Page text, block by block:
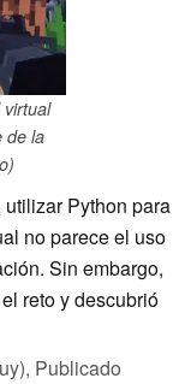
de la
Python para
no parece el uso
Sin embargo,
reto y descubrió
Publicado